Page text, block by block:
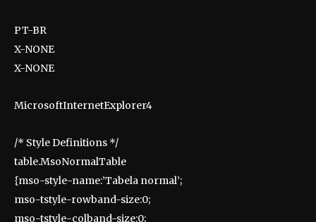
PT-BR
X-NONE
X-NONE
MicrosoftInternetExplorer4
/* Style Definitions */
table.MsoNormalTable
{mso-style-name:’Tabela normal’;
mso-tstyle-rowband-size:0;
mso-tstyle-colband-size:0;